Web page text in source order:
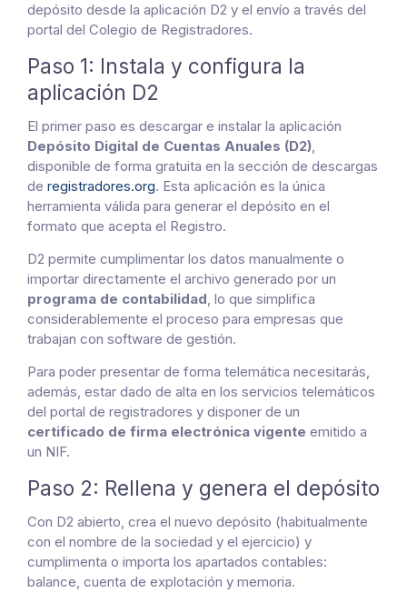
depósito desde la aplicación D2 y el envío a través del
portal del Colegio de Registradores.
Paso 1: Instala y configura la
aplicación D2
El primer paso es descargar e instalar la aplicación
Depósito Digital de Cuentas Anuales (D2),
disponible de forma gratuita en la sección de descargas
de registradores.org. Esta aplicación es la única
herramienta válida para generar el depósito en el
formato que acepta el Registro.
D2 permite cumplimentar los datos manualmente o
importar directamente el archivo generado por un
programa de contabilidad, lo que simplifica
considerablemente el proceso para empresas que
trabajan con software de gestión.
Para poder presentar de forma telemática necesitarás,
además, estar dado de alta en los servicios telemáticos
del portal de registradores y disponer de un
certificado de firma electrónica vigente emitido a
un NIF.
Paso 2: Rellena y genera el depósito
Con D2 abierto, crea el nuevo depósito (habitualmente
con el nombre de la sociedad y el ejercicio) y
cumplimenta o importa los apartados contables:
balance, cuenta de explotación y memoria.